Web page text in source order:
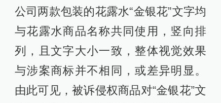
公司两款包装的花露水“金银花”文字均
与花露水商品名称共同使用，竖向排
列，且文字大小一致，整体视觉效果
与涉案商标并不相同，或差异明显。
由此可见，被诉侵权商品对“金银花”文